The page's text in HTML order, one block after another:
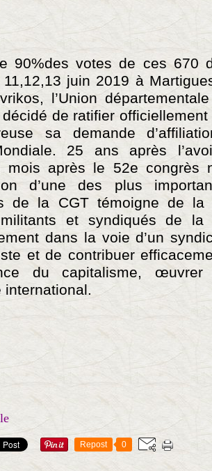
90%des votes de ces 670
juin 2019 à
l’Union
de ratifier
sa demande
25 ans après
mois après le 52e congrès
d’une des plus
de la CGT témoigne de la
et syndiqués de la
dans la voie d’un
et de contribuer
du capitalisme,
Repost 0